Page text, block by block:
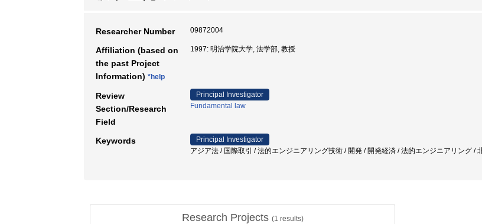
Researcher Number 09872004
Affiliation (based on
the past Project
Information) *help
1997: 明治学院大学, 法学部, 教授
Review
Section/Research
Field
Principal Investigator
Fundamental law
Keywords
Principal Investigator
アジア法 / 国際取引 / 法的エンジニアリング技術 / 開発 / 開発経済 / 法的エンジニアリング /
Research Projects (1 results)